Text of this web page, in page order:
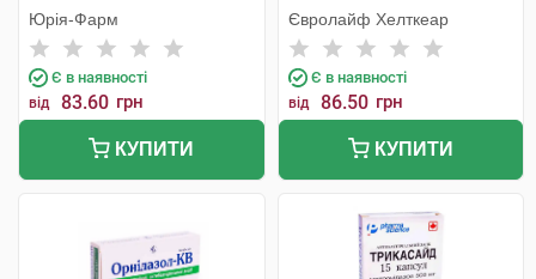
Юрія-Фарм
Є в наявності
від 83.60 грн
КУПИТИ
Євролайф Хелткеар
Є в наявності
від 86.50 грн
КУПИТИ